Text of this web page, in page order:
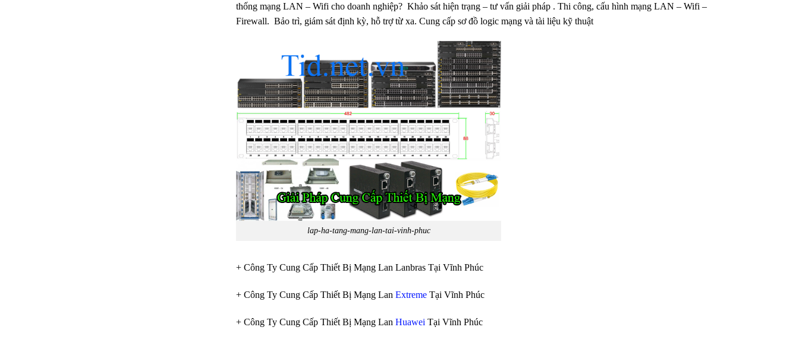
thống mạng LAN – Wifi cho doanh nghiệp? Khảo sát hiện trạng – tư vấn giải pháp . Thi công, cấu hình mạng LAN – Wifi –
Firewall. Bảo trì, giám sát định kỳ, hỗ trợ từ xa. Cung cấp sơ đồ logic mạng và tài liệu kỹ thuật
lap-ha-tang-mang-lan-tai-vinh-phuc
+ Công Ty Cung Cấp Thiết Bị Mạng Lan Lanbras Tại Vĩnh Phúc
+ Công Ty Cung Cấp Thiết Bị Mạng Lan Extreme Tại Vĩnh Phúc
+ Công Ty Cung Cấp Thiết Bị Mạng Lan Huawei Tại Vĩnh Phúc